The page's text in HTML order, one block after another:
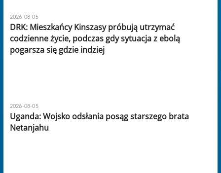
2026-08-05
DRK: Mieszkańcy Kinszasy próbują utrzymać
codzienne życie, podczas gdy sytuacja z ebolą
pogarsza się gdzie indziej
2026-08-05
Uganda: Wojsko odsłania posąg starszego brata
Netanjahu